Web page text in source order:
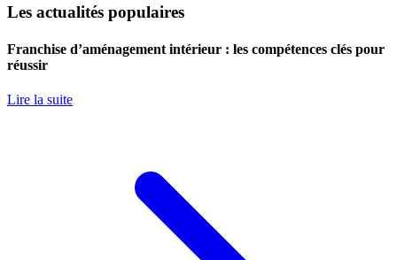
Les actualités populaires
Franchise d’aménagement intérieur : les compétences clés pour
réussir
Lire la suite